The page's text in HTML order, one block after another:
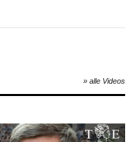
» alle Videos